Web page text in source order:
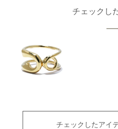
チェックし
チェックしたアイ